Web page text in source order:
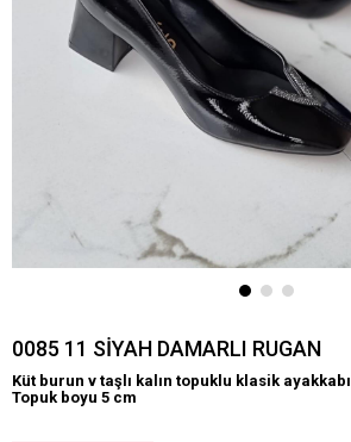
0085 11 SİYAH DAMARLI RUGAN
Küt burun v taşlı kalın topuklu klasik ayakkabı
Topuk boyu 5 cm